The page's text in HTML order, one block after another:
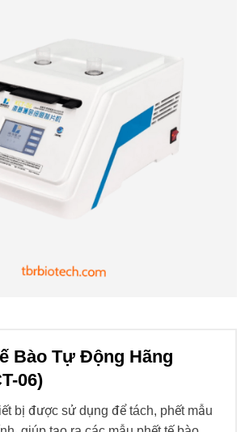
Bào Tự Động Hãng
06)
bị được sử dụng để tách, phết mẫu